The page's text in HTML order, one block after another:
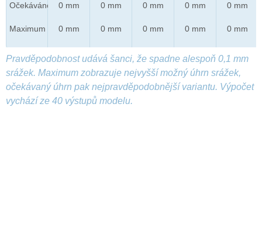
Očekáváno
Maximum
0 mm
0 mm
0 mm
0 mm
0 mm
0 mm
0 mm
0 mm
0 mm
0 mm
Pravděpodobnost udává šanci, že spadne alespoň 0,1 mm
srážek. Maximum zobrazuje nejvyšší možný úhrn srážek,
očekávaný úhrn pak nejpravděpodobnější variantu. Výpočet
vychází ze 40 výstupů modelu.